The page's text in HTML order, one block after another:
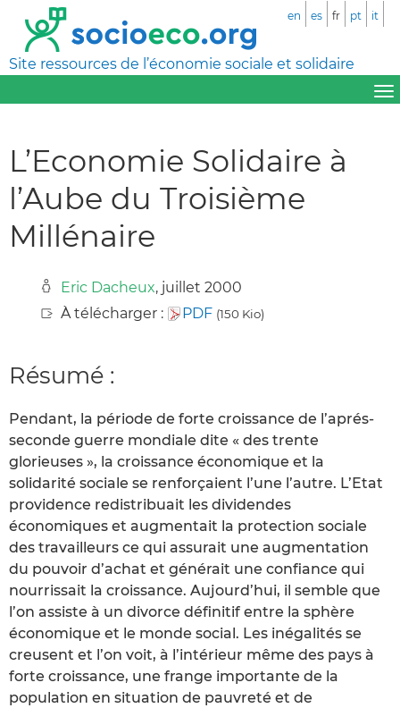
Site ressources de l’économie sociale et solidaire
en es fr pt it
L’Economie Solidaire à
l’Aube du Troisième
Millénaire
Eric Dacheux, juillet 2000
À télécharger :
PDF (150 Kio)
Résumé :
Pendant, la période de forte croissance de l’aprés-
seconde guerre mondiale dite « des trente
glorieuses », la croissance économique et la
solidarité sociale se renforçaient l’une l’autre. L’Etat
providence redistribuait les dividendes
économiques et augmentait la protection sociale
des travailleurs ce qui assurait une augmentation
du pouvoir d’achat et générait une confiance qui
nourrissait la croissance. Aujourd’hui, il semble que
l’on assiste à un divorce définitif entre la sphère
économique et le monde social. Les inégalités se
creusent et l’on voit, à l’intérieur même des pays à
forte croissance, une frange importante de la
population en situation de pauvreté et de